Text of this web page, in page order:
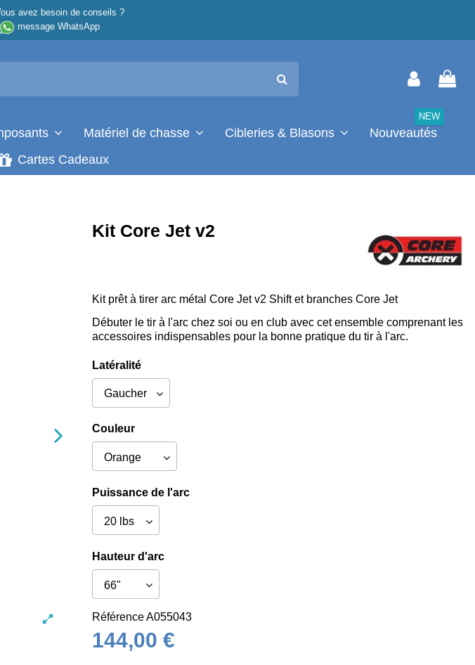
avez besoin de conseils ?
message WhatsApp
Matériel de chasse Cibleries & Blasons Nouveautés
NEW
Cartes Cadeaux
Kit Core Jet v2
Kit prêt à tirer arc métal Core Jet v2 Shift et branches Core Jet
Débuter le tir à l'arc chez soi ou en club avec cet ensemble comprenant les
accessoires indispensables pour la bonne pratique du tir à l'arc.
Latéralité
Couleur
Puissance de l'arc
Hauteur d'arc
RéférenceA055043
144,00 €